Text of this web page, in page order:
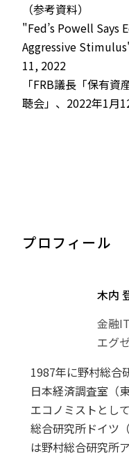
（参考資料）
"Fed’s Powell Says
Aggressive
11, 2022
「FRB議長「保有
聴会」、2022年1月
プロフィール
木内
金融
エグ
1987年に野村総合
日本経済調査室（
エコノミストとし
総合研究所ドイツ
は野村総合研究所